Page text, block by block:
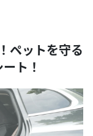
ペットを守る
ト！